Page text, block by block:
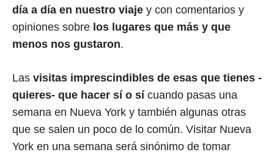
día a día en nuestro viaje y con comentarios y
opiniones sobre los lugares que más y que
menos nos gustaron.
Las visitas imprescindibles de esas que tienes -
quieres- que hacer sí o sí cuando pasas una
semana en Nueva York y también algunas otras
que se salen un poco de lo común. Visitar Nueva
York en una semana será sinónimo de tomar